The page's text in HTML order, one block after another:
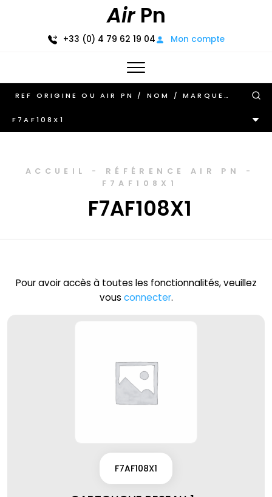
AirPn
+33 (0) 4 79 62 19 04 Mon compte
F7AF108X1
ACCUEIL - RÉFÉRENCE AIR PN
-
F7AF108X1
F7AF108X1
Pour avoir accès à toutes les fonctionnalités, veuillez
vous connecter.
F7AF108X1